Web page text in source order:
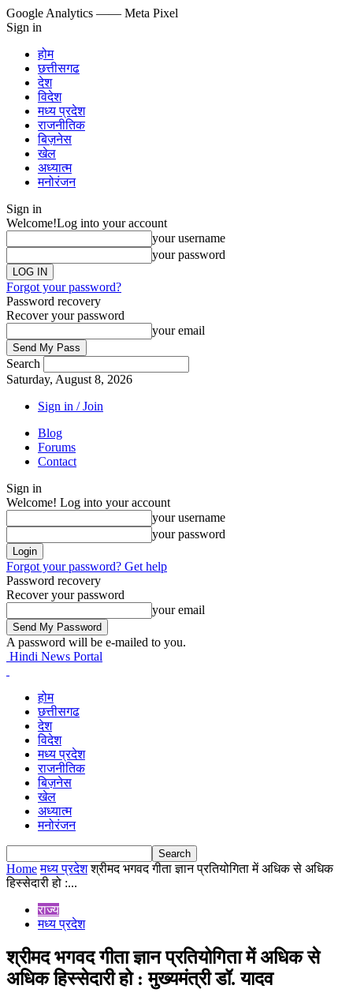
Google Analytics —— Meta Pixel
Sign in
होम
छत्तीसगढ
देश
विदेश
मध्य प्रदेश
राजनीतिक
बिज़नेस
खेल
अध्यात्म
मनोरंजन
Sign in
Welcome!Log into your account
your username
your password
Forgot your password?
Password recovery
Recover your password
your email
Search
Saturday, August 8, 2026
Sign in / Join
Blog
Forums
Contact
Sign in
Welcome! Log into your account
your username
your password
Forgot your password? Get help
Password recovery
Recover your password
your email
A password will be e-mailed to you.
Hindi News Portal
होम
छत्तीसगढ
देश
विदेश
मध्य प्रदेश
राजनीतिक
बिज़नेस
खेल
अध्यात्म
मनोरंजन
Home मध्य प्रदेश श्रीमद भगवद गीता ज्ञान प्रतियोगिता में अधिक से अधिक
हिस्सेदारी हो :...
राज्य
मध्य प्रदेश
श्रीमद भगवद गीता ज्ञान प्रतियोगिता में अधिक से
अधिक हिस्सेदारी हो : मुख्यमंत्री डॉ. यादव